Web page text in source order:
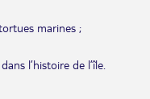
marines ;
l’histoire de l’île.